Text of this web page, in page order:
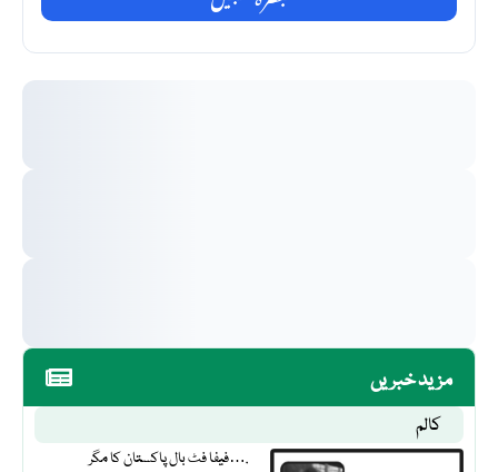
مزید خبریں
کالم
فیفا فٹ بال پاکستان کا مگر….